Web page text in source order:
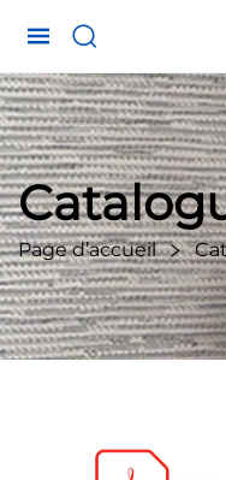
Page d’accueil